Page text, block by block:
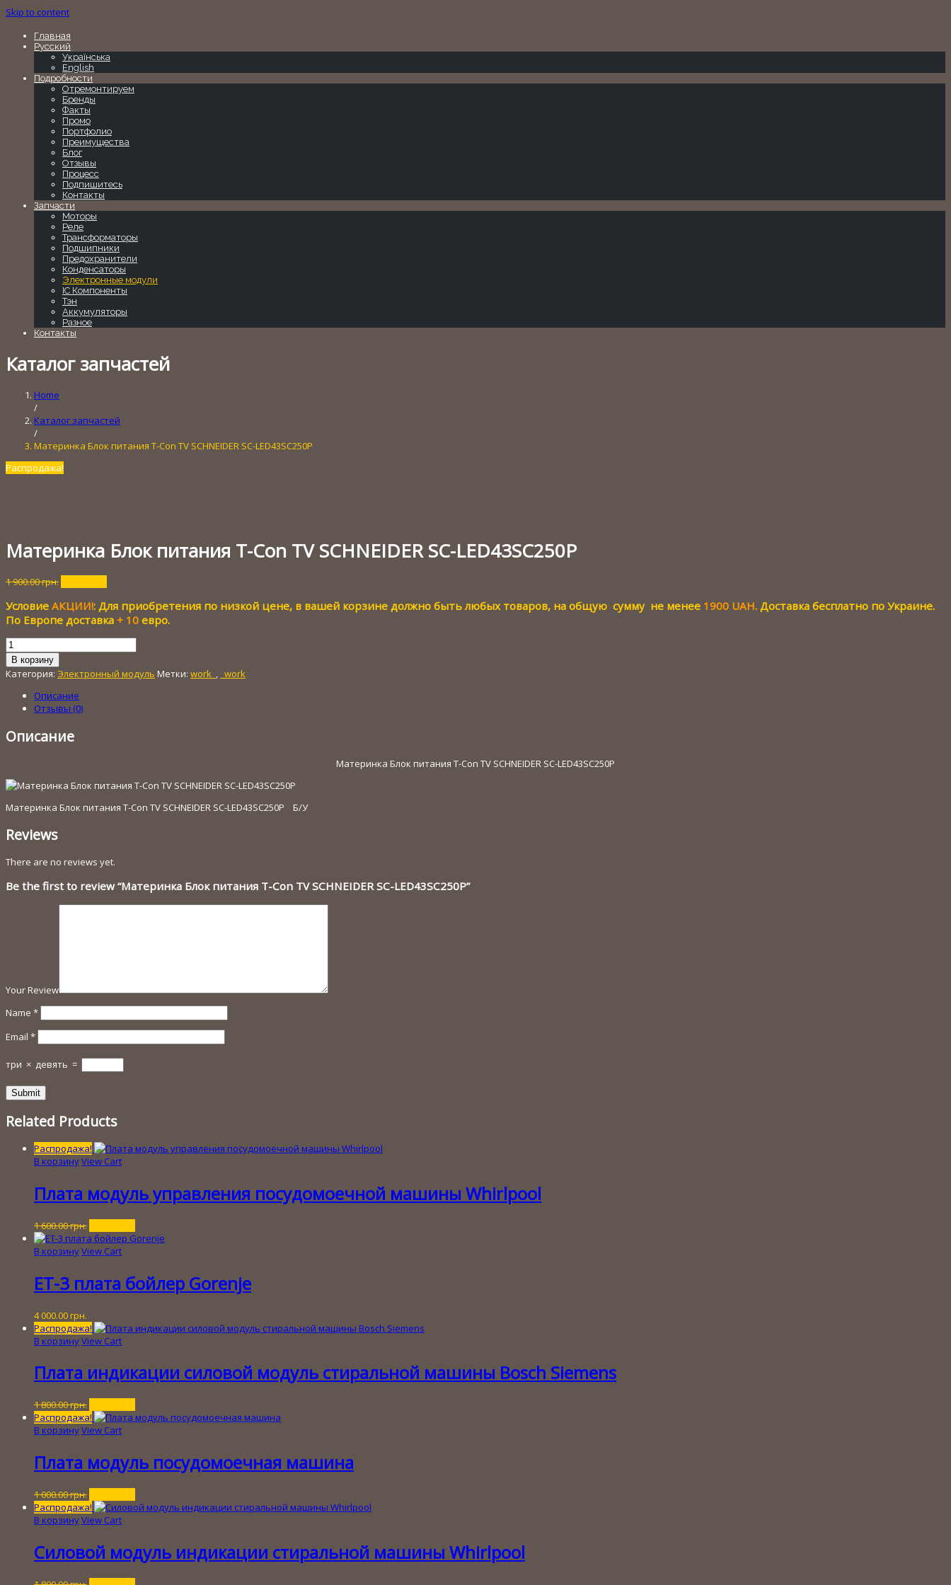
Skip to content
Главная
Русский
Українська
English
Подробности
Отремонтируем
Бренды
Факты
Промо
Портфолио
Преимущества
Блог
Отзывы
Процесс
Подпишитесь
Контакты
Запчасти
Моторы
Реле
Трансформаторы
Подшипники
Предохранители
Конденсаторы
Электронные модули
IC Компоненты
Тэн
Аккумуляторы
Разное
Контакты
Каталог запчастей
Home
/
Каталог запчастей
/
Материнка Блок питания T-Con TV SCHNEIDER SC-LED43SC250P
Распродажа!
Материнка Блок питания T-Con TV SCHNEIDER SC-LED43SC250P
1 900.00грн.
составляла
1
300.00 грн..
Условие АКЦИИ!: Для приобретения по низкой цене, в вашей корзине должно быть любых товаров, на общую сумму не менее 1900 UAH. Доставка бесплатно по Украине.
По Европе доставка + 10 евро.
Количество
товара
Материнка
питания
TV
SCHNEIDER
В корзину
Категория: Электронный модуль Метки: work_ , _work
Описание
Отзывы (0)
Описание
Материнка Блок питания T-Con TV SCHNEIDER SC-LED43SC250P
Материнка Блок питания T-Con TV SCHNEIDER SC-LED43SC250P Б/У
Reviews
There are no reviews yet.
Be the first to review “Материнка Блок питания T-Con TV SCHNEIDER SC-LED43SC250P”
Your Review
Name *
Email *
три × девять =
Related Products
Распродажа!
В корзинуView Cart
Плата модуль управления посудомоечной машины Whirlpool
1 600.00грн.
цена
составляла
600.00 грн..
цена:
В корзинуView Cart
ET-3 плата бойлер Gorenje
4 000.00 грн.
Распродажа!
В корзинуView Cart
Плата индикации силовой модуль стиральной машины Bosch Siemens
1 800.00грн.
цена
составляла
цена:
Распродажа!
В корзинуView Cart
Плата модуль посудомоечная машина
1 000.00грн.
цена
составляла
000.00 грн..
цена:
Распродажа!
В корзинуView Cart
Силовой модуль индикации стиральной машины Whirlpool